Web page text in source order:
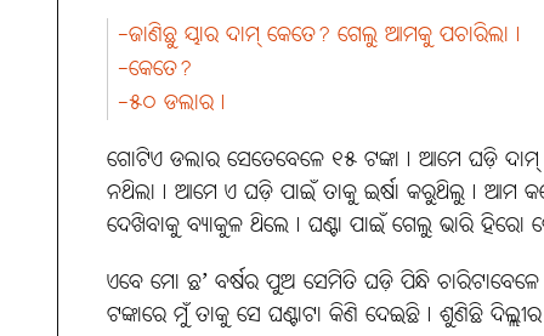
-ଜାଣିଛୁ ୟାର ଦାମ୍‌ କେତେ? ଗେଲୁ ଆମକୁ ପଚାରିଲା।
-କେତେ?
-୫୦ ଡଲାର।
ଗୋଟିଏ ଡଲାର ସେତେବେଳେ ୧୫ ଟଙ୍କା। ଆମେ ଘଡ଼ି
ନଥିଲା। ଆମେ ଏ ଘଡ଼ି ପାଇଁ ତାକୁ ଇର୍ଷା କରୁଥିଲୁ। ଆମ
ଦେଖିବାକୁ ବ୍ୟାକୁଳ ଥିଲେ। ଘଣ୍ଟା ପାଇଁ ଗେଲୁ ଭାରି ହିରୋ
ଏବେ ମୋ ଛ’ ବର୍ଷର ପୁଅ ସେମିତି ଘଡ଼ି ପିନ୍ଧି ଚାରିଟାବେଳେ
ଟଙ୍କାରେ ମୁଁ ତାକୁ ସେ ଘଣ୍ଟାଟା କିଣି ଦେଇଛି। ଶୁଣିଛି